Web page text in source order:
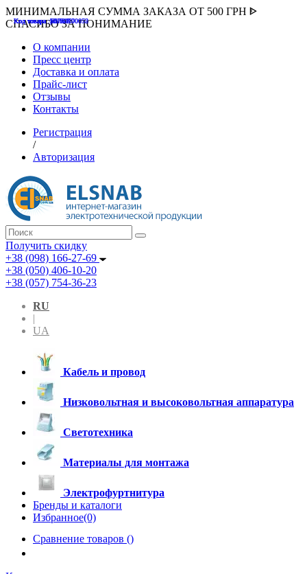
МИНИМАЛЬНАЯ СУММА ЗАКАЗА ОТ 500 ГРН ᐈ
СПАСИБО ЗА ПОНИМАНИЕ
О компании
Пресс центр
Доставка и оплата
Прайс-лист
Отзывы
Контакты
Регистрация
/
Авторизация
Получить скидку
+38 (098) 166-27-69
+38 (050) 406-10-20
+38 (057) 754-36-23
RU
|
UA
Кабель и провод
Низковольтная и высоковольтная аппаратура
Светотехника
Материалы для монтажа
Электрофуртнитура
Бренды и каталоги
Избранное(0)
Сравнение товаров ()
Код товара :507000
Код товара :HUK-K00058
Код товара :Т075177
Код товара :pnsv12
Код товара :HUK-K00072